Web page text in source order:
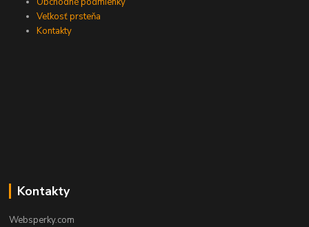
Veľkosť prsteňa
Kontakty
Kontakty
Websperky.com